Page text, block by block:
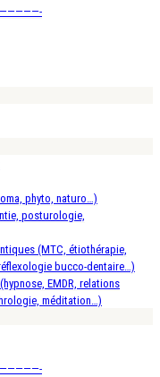
phyto, naturo…)
posturologie,
(MTC, étiothérapie,
bucco-dentaire…)
EMDR, relations
méditation…)